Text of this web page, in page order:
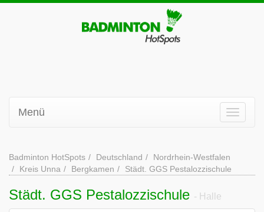
Menü
Badminton HotSpots Deutschland
Nordrhein-Westfalen
Kreis Unna
Bergkamen Städt. GGS Pestalozzischule
Städt. GGS Pestalozzischule - Halle